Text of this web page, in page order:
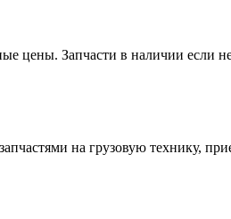
цены. Запчасти в наличии если
на грузовую технику,